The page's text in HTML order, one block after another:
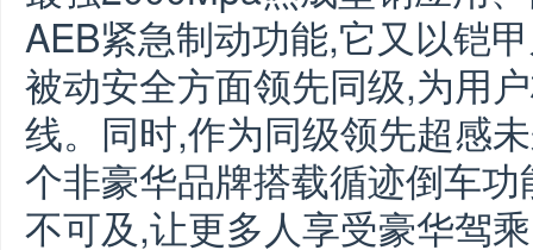
AEB紧急制动功能,它又以铠
被动安全方面领先同级,为用
线。同时,作为同级领先超感
个非豪华品牌搭载循迹倒车
不可及,让更多人享受豪华驾